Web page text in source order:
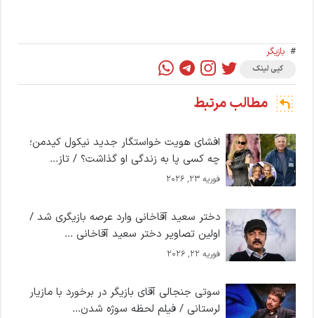
# بازیگر
کپی لینک
مطالب مرتبط
افشای هویت خواستگار جدید نیکول کیدمن؛
چه کسی پا به زندگی او گذاشت؟ / تاز...
فوریه 23, 2026
دختر سعید آقاخانی وارد عرصه بازیگری شد /
اولین تصاویر دختر سعید آقاخانی ...
فوریه 22, 2026
سوتی جنجالی آقای بازیگر در برخورد با مازیار
لرستانی / فیلم لحظه سوژه شدن...